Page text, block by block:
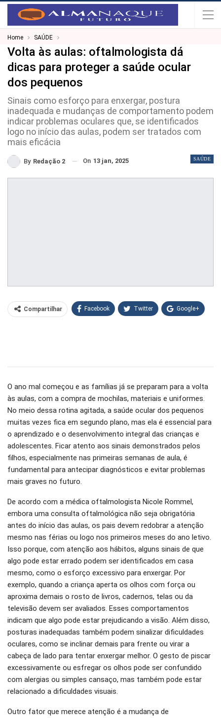
Home SAÚDE
Volta às aulas: oftalmologista dá
dicas para proteger a saúde ocular
dos pequenos
Sinais como esforço para enxergar, postura
inadequada e mudanças de comportamento podem
indicar problemas oculares que, se identificados
logo no início das aulas, podem ser tratados com
mais eficácia
SAÚDE
By Redação 2 On 13 jan, 2025
Compartilhar Facebook Twitter Google+
O ano mal começou e as famílias já se preparam para a volta
às aulas, com a compra de mochilas, materiais e uniformes.
No meio dessa rotina agitada, a saúde ocular dos pequenos
muitas vezes fica em segundo plano, mas ela é essencial para
o aprendizado e o desenvolvimento integral das crianças e
adolescentes. Ficar atento aos sinais demonstrados pelos
filhos, especialmente nas primeiras semanas de aula, é
fundamental para antecipar diagnósticos e evitar problemas
mais graves no futuro.
De acordo com a médica oftalmologista Nicole Rommel,
embora uma consulta oftalmológica não seja obrigatória
antes do início das aulas, os pais devem redobrar a atenção
mesmo nas férias ou logo nos primeiros meses do ano letivo.
Isso porque, com atenção aos hábitos, alguns sinais de que
algo pode estar errado podem ser identificados em casa
mesmo, como o esforço excessivo para enxergar. Por
exemplo, quando a criança aperta os olhos com força ou
aproxima demais o rosto de livros, cadernos, telas ou da
televisão devem ser avaliados. Esses comportamentos
indicam que algo pode estar prejudicando a visão. Além disso,
posturas inadequadas também podem sinalizar dificuldades
oculares, como se inclinar demais para frente ou virar a
cabeça de lado para tentar enxergar melhor. O gesto de piscar
excessivamente ou esfregar os olhos pode ser confundido
com alergias ou simples cansaço, mas também pode estar
relacionado a dificuldades visuais.
Outro fator que merece atenção é a mudança de